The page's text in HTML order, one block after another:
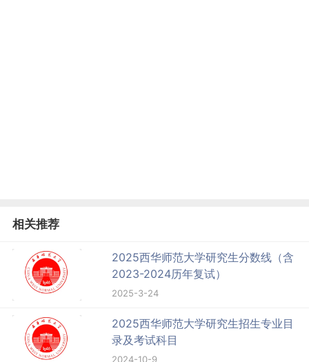
相关推荐
2025西华师范大学研究生分数线（含
2023-2024历年复试）
2025-3-24
2025西华师范大学研究生招生专业目
录及考试科目
2024-10-9